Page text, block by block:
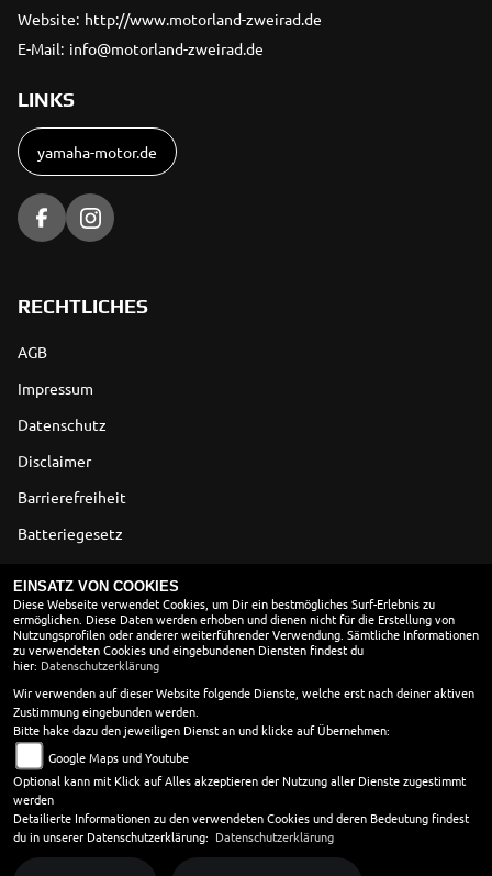
Website: http://www.motorland-zweirad.de
E-Mail: info@motorland-zweirad.de
LINKS
yamaha-motor.de
RECHTLICHES
AGB
Impressum
Datenschutz
Disclaimer
Barrierefreiheit
Batteriegesetz
ÖFFNUNGSZEITEN
Montag:
geschlossen
Dienstag:
09:00 - 13:00 und 14:00 - 18:00
Mittwoch:
09:00 - 13:00 und 14:00 - 18:00
Donnerstag:
09:00 - 13:00 und 14:00 - 18:00
Freitag:
09:00 - 13:00 und 14:00 - 18:00
Samstag:
09:00 - 14:00
Sonntag:
geschlossen
EINSATZ VON COOKIES
Diese Webseite verwendet Cookies, um Dir ein bestmögliches Surf-Erlebnis zu
ermöglichen. Diese Daten werden erhoben und dienen nicht für die Erstellung von
Nutzungsprofilen oder anderer weiterführender Verwendung. Sämtliche Informationen
zu verwendeten Cookies und eingebundenen Diensten findest du
hier: Datenschutzerklärung
Wir verwenden auf dieser Website folgende Dienste, welche erst nach deiner aktiven
Zustimmung eingebunden werden.
Bitte hake dazu den jeweiligen Dienst an und klicke auf Übernehmen:
Google Maps und Youtube
Optional kann mit Klick auf Alles akzeptieren der Nutzung aller Dienste zugestimmt
werden
Detailierte Informationen zu den verwendeten Cookies und deren Bedeutung findest
du in unserer Datenschutzerklärung: Datenschutzerklärung